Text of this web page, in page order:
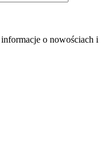
o nowościach i